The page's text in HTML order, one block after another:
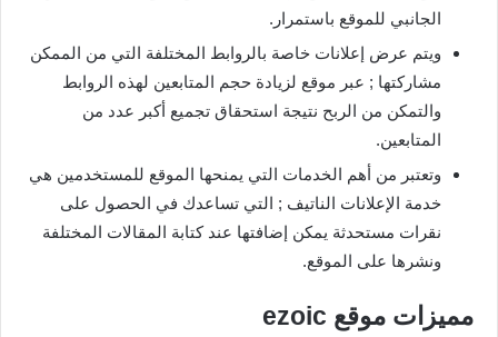
الجانبي للموقع باستمرار.
ويتم عرض إعلانات خاصة بالروابط المختلفة التي من الممكن
مشاركتها ; عبر موقع لزيادة حجم المتابعين لهذه الروابط
والتمكن من الربح نتيجة استحقاق تجميع أكبر عدد من
المتابعين.
وتعتبر من أهم الخدمات التي يمنحها الموقع للمستخدمين هي
خدمة الإعلانات الناتيف ; التي تساعدك في الحصول على
نقرات مستحدثة يمكن إضافتها عند كتابة المقالات المختلفة
ونشرها على الموقع.
مميزات موقع ezoic